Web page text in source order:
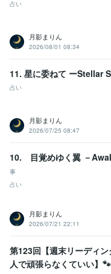
占い
月影まりん
2026/08/01 08:34
11. 星に委ねて ーStellar
占い
月影まりん
2026/07/25 08:47
10. 目覚めゆく翼 －
事
占い
月影まりん
2026/07/21 22:11
第123回【週末リーディ
人で頑張らなくていい】